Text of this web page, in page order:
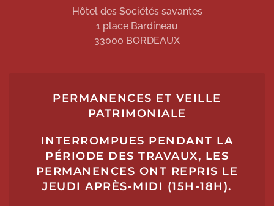
Hôtel des Sociétés savantes
1 place Bardineau
33000 BORDEAUX
PERMANENCES ET VEILLE
PATRIMONIALE
INTERROMPUES PENDANT LA
PÉRIODE DES TRAVAUX, LES
PERMANENCES ONT REPRIS LE
JEUDI APRÈS-MIDI (15H-18H).